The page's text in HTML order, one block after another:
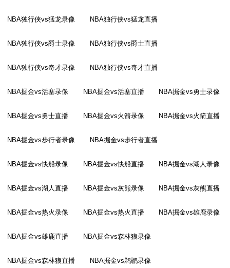
NBA独行侠vs猛龙录像 NBA独行侠vs猛龙直播
NBA独行侠vs爵士录像 NBA独行侠vs爵士直播
NBA独行侠vs奇才录像 NBA独行侠vs奇才直播
NBA掘金vs活塞录像 NBA掘金vs活塞直播 NBA掘金vs勇士录像
NBA掘金vs勇士直播 NBA掘金vs火箭录像 NBA掘金vs火箭直播
NBA掘金vs步行者录像 NBA掘金vs步行者直播
NBA掘金vs快船录像 NBA掘金vs快船直播 NBA掘金vs湖人录像
NBA掘金vs湖人直播 NBA掘金vs灰熊录像 NBA掘金vs灰熊直播
NBA掘金vs热火录像 NBA掘金vs热火直播 NBA掘金vs雄鹿录像
NBA掘金vs雄鹿直播 NBA掘金vs森林狼录像
NBA掘金vs森林狼直播 NBA掘金vs鹈鹕录像